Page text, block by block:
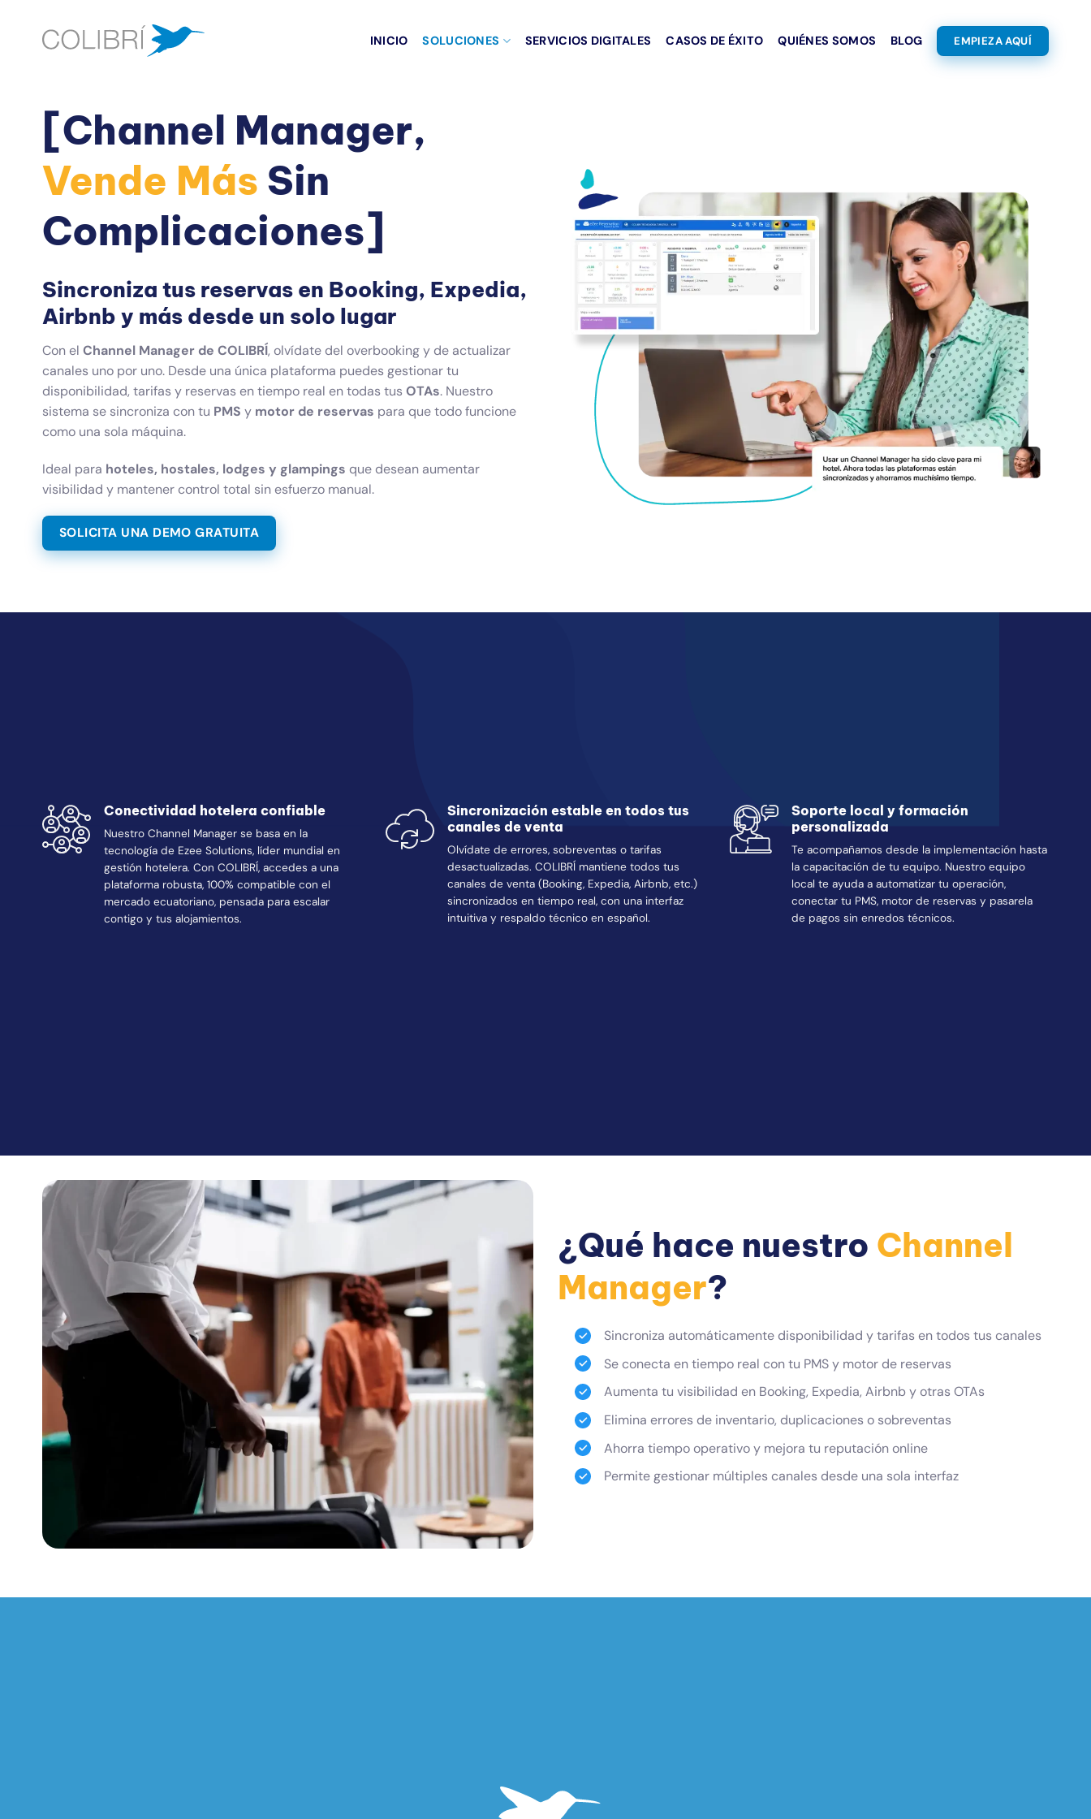
contenido
INICIO SOLUCIONES SERVICIOS DIGITALES CASOS DE ÉXITO QUIÉNES SOMOS BLOG EMPIEZA AQUÍ
[Channel Manager,
Vende Más Sin
Complicaciones]
Sincroniza tus reservas en Booking, Expedia,
Airbnb y más desde un solo lugar
Con el Channel Manager de COLIBRÍ, olvídate del overbooking y de actualizar
canales uno por uno. Desde una única plataforma puedes gestionar tu
disponibilidad, tarifas y reservas en tiempo real en todas tusOTAs. Nuestro
sistema se sincroniza con tu PMS y motor de reservas para que todo funcione
como una sola máquina.
Ideal para hoteles, hostales, lodges y glampings que desean aumentar
visibilidad y mantener control total sin esfuerzo manual.
SOLICITA UNA DEMO GRATUITA
Conectividad hotelera confiable
Nuestro Channel Manager se basa en la
tecnología de Ezee Solutions, líder mundial en
gestión hotelera. Con COLIBRÍ, accedes a una
plataforma robusta, 100% compatible con el
mercado ecuatoriano, pensada para escalar
contigo y tus alojamientos.
Sincronización estable en todos tus
canales de venta
Olvídate de errores, sobreventas o tarifas
desactualizadas. COLIBRÍ mantiene todos tus
canales de venta (Booking, Expedia, Airbnb, etc.)
sincronizados en tiempo real, con una interfaz
intuitiva y respaldo técnico en español.
Soporte local y formación
personalizada
Te acompañamos desde la implementación hasta
la capacitación de tu equipo. Nuestro equipo
local te ayuda a automatizar tu operación,
conectar tu PMS, motor de reservas y pasarela
de pagos sin enredos técnicos.
¿Qué hace nuestro Channel
Manager?
Sincroniza automáticamente disponibilidad y tarifas en todos tus canales
Se conecta en tiempo real con tu PMS y motor de reservas
Aumenta tu visibilidad en Booking, Expedia, Airbnb y otras OTAs
Elimina errores de inventario, duplicaciones o sobreventas
Ahorra tiempo operativo y mejora tu reputación online
Permite gestionar múltiples canales desde una sola interfaz